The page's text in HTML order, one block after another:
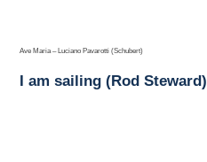
Ave Maria – Luciano Pavarotti (Schubert)
I am sailing (Rod Steward)